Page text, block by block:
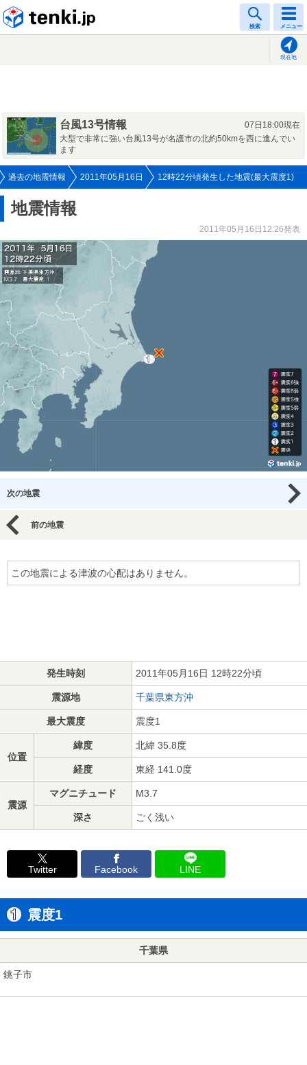
検索 メニュー
現在地
台風13号情報
07日18:00現在
大型で非常に強い台風13号が名護市の北約50kmを西に進んでい
ます
過去の地震情報 2011年05月16日 12時22分頃発生した地震(最大震度1)
地震情報
2011年05月16日12:26発表
次の地震
前の地震
この地震による津波の心配はありません。
発生時刻 2011年05月16日 12時22分頃
震源地 千葉県東方沖
最大震度 震度1
位置
緯度 北緯 35.8度
経度 東経 141.0度
震源
マグニチュード M3.7
深さ ごく浅い
Twitter Facebook LINE
震度1
千葉県
銚子市